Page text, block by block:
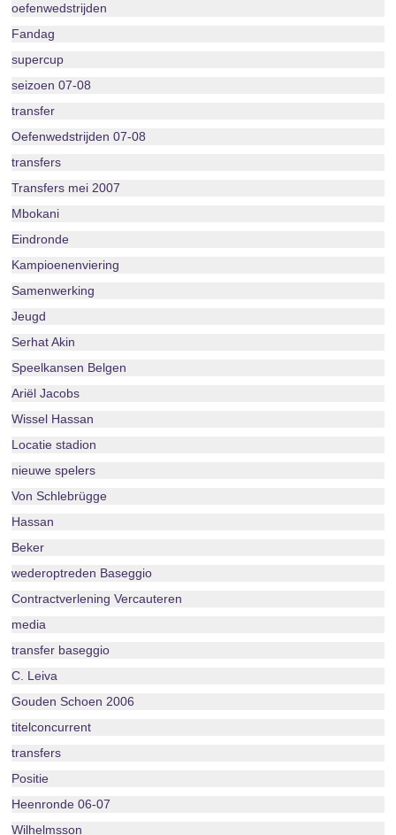
oefenwedstrijden
Fandag
supercup
seizoen 07-08
transfer
Oefenwedstrijden 07-08
transfers
Transfers mei 2007
Mbokani
Eindronde
Kampioenenviering
Samenwerking
Jeugd
Serhat Akin
Speelkansen Belgen
Ariël Jacobs
Wissel Hassan
Locatie stadion
nieuwe spelers
Von Schlebrügge
Hassan
Beker
wederoptreden Baseggio
Contractverlening Vercauteren
media
transfer baseggio
C. Leiva
Gouden Schoen 2006
titelconcurrent
transfers
Positie
Heenronde 06-07
Wilhelmsson